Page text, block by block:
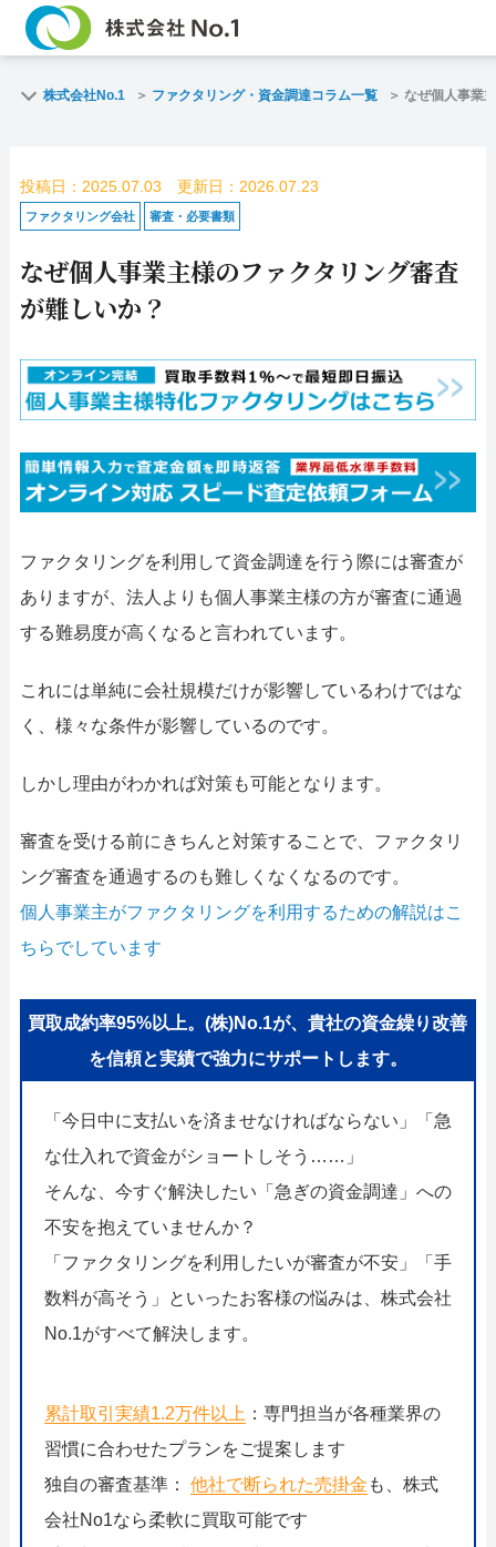
ファクタリン
よくある質問
企業情報 お問い合わせ
名古屋支店HP
お電話で
お問合せ
スピード
査定依頼
名古屋支店直通
052-414-4107
おすすめ記事
ファクタリングで即日資金調達
株式会社No.1 ファクタリング・資金調達コラム一覧 なぜ個人事業
投稿日：2025.07.03 更新日：2026.07.23
ファクタリング会社 審査・必要書類
なぜ個人事業主様のファクタリング審査
が難しいか？
ファクタリングを利用して資金調達を行う際には審査が
ありますが、法人よりも個人事業主様の方が審査に通過
する難易度が高くなると言われています。
これには単純に会社規模だけが影響しているわけではな
く、様々な条件が影響しているのです。
しかし理由がわかれば対策も可能となります。
審査を受ける前にきちんと対策することで、ファクタリ
ング審査を通過するのも難しくなくなるのです。
個人事業主がファクタリングを利用するための解説はこ
ちらでしています
買取成約率95%以上。(株)No.1が、貴社の資金繰り改善
を信頼と実績で強力にサポートします。
「今日中に支払いを済ませなければならない」「急
な仕入れで資金がショートしそう……」
そんな、今すぐ解決したい「急ぎの資金調達」への
不安を抱えていませんか？
「ファクタリングを利用したいが審査が不安」「手
数料が高そう」といったお客様の悩みは、株式会社
No.1がすべて解決します。
累計取引実績1.2万件以上 ：専門担当が各種業界の
習慣に合わせたプランをご提案します
独自の審査基準： 他社で断られた売掛金 も、株式
会社No1なら柔軟に買取可能です